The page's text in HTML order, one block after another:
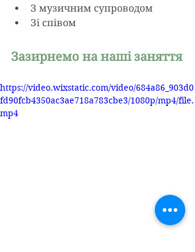
З музичним супроводом
Зі співом
Зазирнемо на наші заняття
https://video.wixstatic.com/video/684a86_903d0
fd90fcb4350ac3ae718a783cbe3/1080p/mp4/file.
mp4